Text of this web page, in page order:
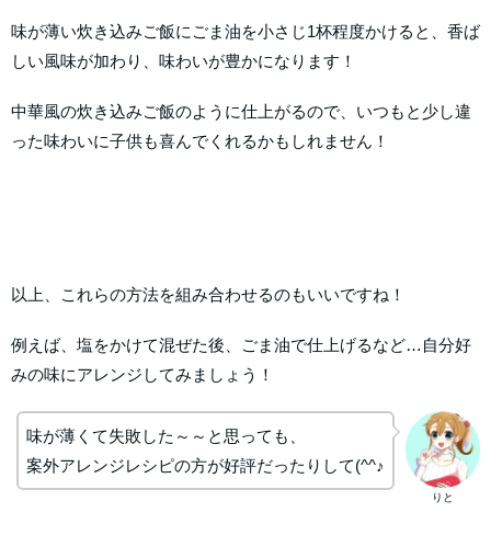
味が薄い炊き込みご飯にごま油を小さじ1杯程度かけると、香ば
しい風味が加わり、味わいが豊かになります！
中華風の炊き込みご飯のように仕上がるので、いつもと少し違
った味わいに子供も喜んでくれるかもしれません！
以上、これらの方法を組み合わせるのもいいですね！
例えば、塩をかけて混ぜた後、ごま油で仕上げるなど…自分好
みの味にアレンジしてみましょう！
りと
味が薄くて失敗した～～と思っても、
案外アレンジレシピの方が好評だったりして(^^♪